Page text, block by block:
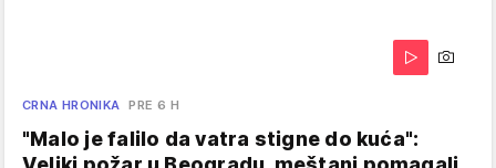
CRNA HRONIKA PRE 6 H
"Malo je falilo da vatra stigne do kuća":